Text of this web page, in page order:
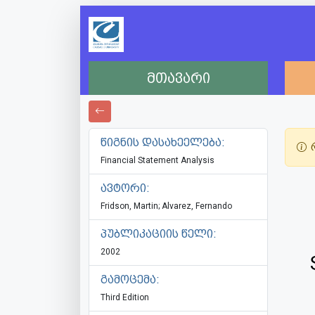
მთავარი
წიგნის დასახეელება:
Financial Statement Analysis
ავტორი:
Fridson, Martin; Alvarez, Fernando
პუბლიკაციის წელი:
2002
გამოცემა:
Third Edition